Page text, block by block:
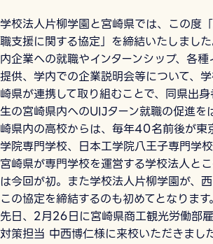
学校法⼈⽚柳学園と宮崎県では、この度
職⽀援に関する協定」を締結いたしまし
内企業への就職やインターンシップ、各
提供、学内での企業説明会等について、
崎県が連携して取り組むことで、同県出
⽣の宮崎県内へのUIJターン就職の促進を
崎県内の⾼校からは、毎年40名前後が東
学院専⾨学校、⽇本⼯学院⼋王⼦専⾨学校
宮崎県が専⾨学校を運営する学校法⼈と
は今回が初。また学校法⼈⽚柳学園が、
この協定を締結するのも初めてとなりま
先日、2月26日に宮崎県商工観光労働部
対策担当 中西博仁様に来校いただきまし